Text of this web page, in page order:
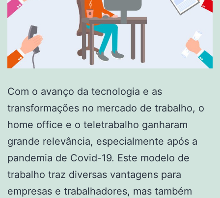
Com o avanço da tecnologia e as
transformações no mercado de trabalho, o
home office e o teletrabalho ganharam
grande relevância, especialmente após a
pandemia de Covid-19. Este modelo de
trabalho traz diversas vantagens para
empresas e trabalhadores, mas também